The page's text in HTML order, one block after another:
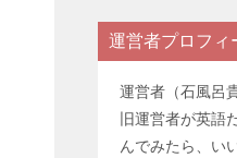
運営者プロフィ
運営者（石風呂
旧運営者が英語
んでみたら、い